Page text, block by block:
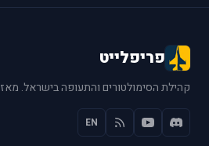
פריפלייט
קהילת הסימולטורים והתעופה בישראל. מאז 2005.
EN